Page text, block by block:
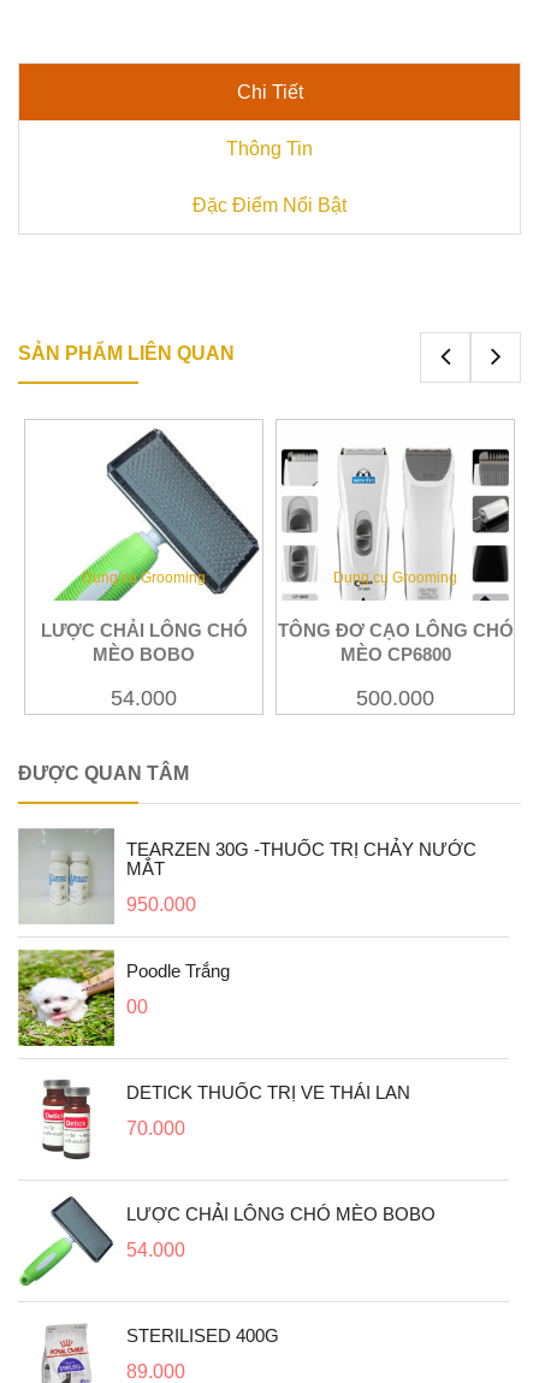
Chi Tiết
Thông Tin
Đặc Điểm Nổi Bật
SẢN PHẨM LIÊN QUAN
Xem
LƯỢC CHẢI LÔNG CHÓ
MÈO BOBO
Dụng cụ Grooming
54.000
Xem
TÔNG ĐƠ CẠO LÔNG CHÓ
MÈO CP6800
Dụng cụ Grooming
500.000
ĐƯỢC QUAN TÂM
TEARZEN 30G -THUỐC TRỊ CHẢY NƯỚC
MẮT
950.000
Poodle Trắng
00
DETICK THUỐC TRỊ VE THÁI LAN
70.000
LƯỢC CHẢI LÔNG CHÓ MÈO BOBO
54.000
STERILISED 400G
89.000